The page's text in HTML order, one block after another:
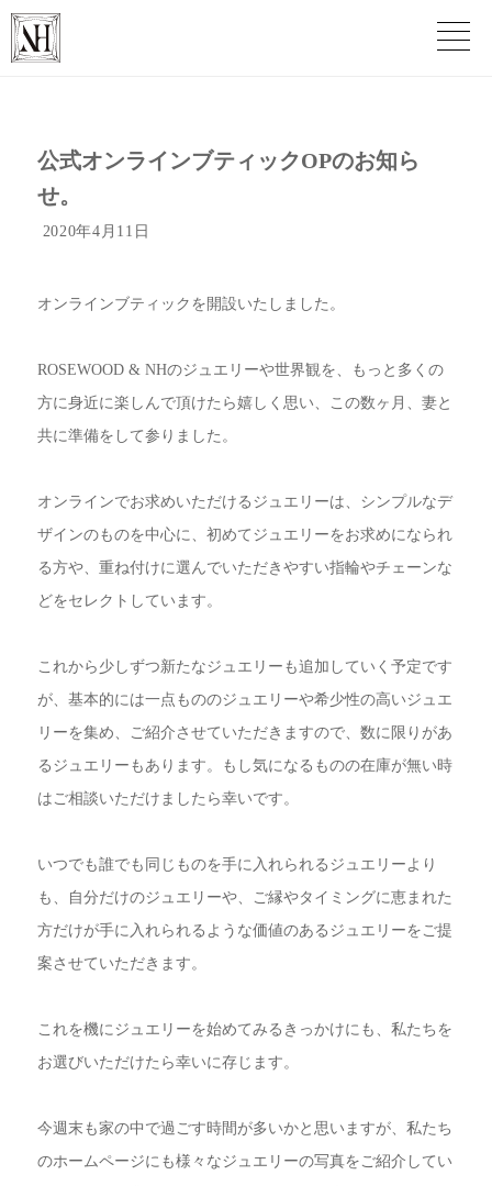
公式オンラインブティックOPのお知ら
せ。
2020年4月11日
オンラインブティックを開設いたしました。
ROSEWOOD & NHのジュエリーや世界観を、もっと多くの
方に身近に楽しんで頂けたら嬉しく思い、この数ヶ月、妻と
共に準備をして参りました。
オンラインでお求めいただけるジュエリーは、シンプルなデ
ザインのものを中心に、初めてジュエリーをお求めになられ
る方や、重ね付けに選んでいただきやすい指輪やチェーンな
どをセレクトしています。
これから少しずつ新たなジュエリーも追加していく予定です
が、基本的には一点もののジュエリーや希少性の高いジュエ
リーを集め、ご紹介させていただきますので、数に限りがあ
るジュエリーもあります。もし気になるものの在庫が無い時
はご相談いただけましたら幸いです。
いつでも誰でも同じものを手に入れられるジュエリーより
も、自分だけのジュエリーや、ご縁やタイミングに恵まれた
方だけが手に入れられるような価値のあるジュエリーをご提
案させていただきます。
これを機にジュエリーを始めてみるきっかけにも、私たちを
お選びいただけたら幸いに存じます。
今週末も家の中で過ごす時間が多いかと思いますが、私たち
のホームページにも様々なジュエリーの写真をご紹介してい